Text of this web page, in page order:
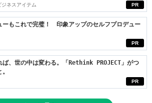
PR
ネスアイテム
PR
ーもこれで完璧！ 印象アップのセルフプロデュー
PR
ば、世の中は変わる。「Rethink PROJECT」がつ